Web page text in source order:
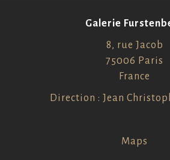
Galerie
8, rue Jacob
75006 Paris
France
Direction : Jean
Maps